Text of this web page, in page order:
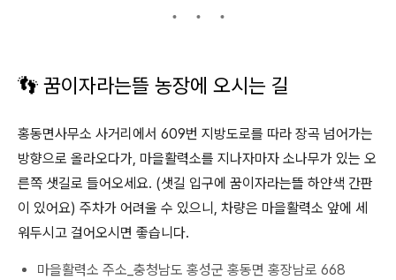
👣 꿈이자라는뜰 농장에 오시는 길
홍동면사무소 사거리에서 609번 지방도로를 따라 장곡 넘어가는
방향으로 올라오다가, 마을활력소를 지나자마자 소나무가 있는 오
른쪽 샛길로 들어오세요. (샛길 입구에 꿈이자라는뜰 하얀색 간판
이 있어요) 주차가 어려울 수 있으니, 차량은 마을활력소 앞에 세
워두시고 걸어오시면 좋습니다.
마을활력소 주소_충청남도 홍성군 홍동면 홍장남로 668